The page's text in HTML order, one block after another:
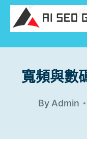
Skip
content
寬頻與數
By Admin